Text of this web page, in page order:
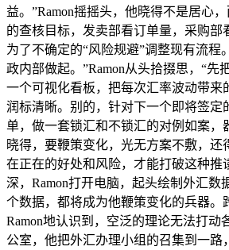
益。”Ramon摇摇头，他晓得不是居心
的查核目标，发卖部看订单量，采购部
为了不确定的“风险规避”调整现有流程
政内部做起。”Ramon从头拾掇思，“先
一个可视化看板，把每次汇率波动带来
润标清晰。别的，针对下一个即将签定
单，做一套锁汇和不锁汇的对例如案，
晓得，要鞭策变化，光无方案不敷，还
在正在的好处和风险，才能打破这种推
深，Ramon打开电脑，起头绘制外汇数
个数据，都将成为他鞭策变化的兵器。
Ramon地认识到，空泛的理论无法打动
公室，他把外汇办理小组的召集到一路